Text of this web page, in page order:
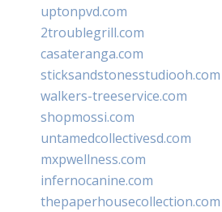
uptonpvd.com
2troublegrill.com
casateranga.com
sticksandstonesstudiooh.com
walkers-treeservice.com
shopmossi.com
untamedcollectivesd.com
mxpwellness.com
infernocanine.com
thepaperhousecollection.com